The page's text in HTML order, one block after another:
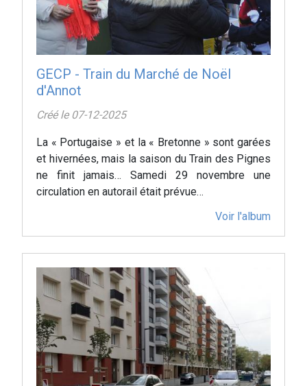
GECP - Train du Marché de Noël
d'Annot
Créé le 07-12-2025
La « Portugaise » et la « Bretonne » sont garées
et hivernées, mais la saison du Train des Pignes
ne finit jamais… Samedi 29 novembre une
circulation en autorail était prévue…
Voir l'album